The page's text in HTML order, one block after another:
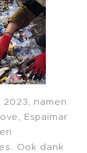
namen
Espaimar
Ook dank